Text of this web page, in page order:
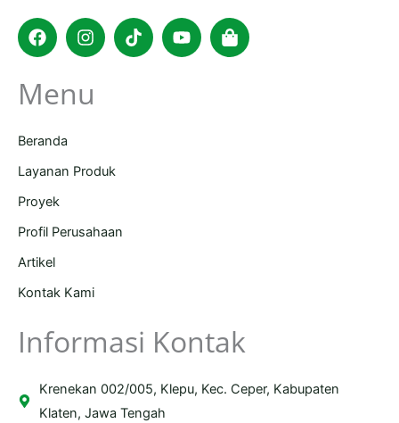
FacebookInstagram
TiktokYoutubeShopping-
bag
Menu
Beranda
Layanan Produk
Proyek
Profil Perusahaan
Artikel
Kontak Kami
Informasi Kontak
Krenekan 002/005, Klepu, Kec. Ceper, Kabupaten
Klaten, Jawa Tengah